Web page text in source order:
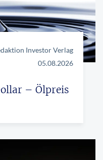
Investor Verlag
05.08.2026
– Ölpreis